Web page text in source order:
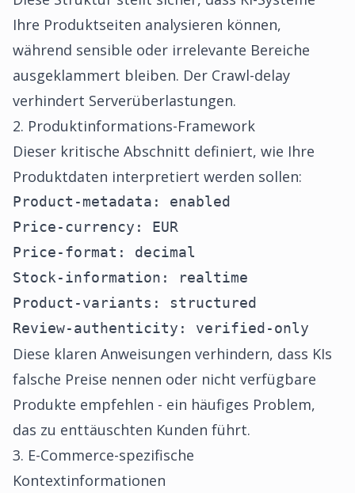
Ihre Produktseiten analysieren können,
während sensible oder irrelevante Bereiche
ausgeklammert bleiben. Der Crawl-delay
verhindert Serverüberlastungen.
2. Produktinformations-Framework
Dieser kritische Abschnitt definiert, wie Ihre
Produktdaten interpretiert werden sollen:
Product-metadata: enabled
Price-currency: EUR
Price-format: decimal
Stock-information: realtime
Product-variants: structured
Review-authenticity: verified-only
Diese klaren Anweisungen verhindern, dass KIs
falsche Preise nennen oder nicht verfügbare
Produkte empfehlen - ein häufiges Problem,
das zu enttäuschten Kunden führt.
3. E-Commerce-spezifische
Kontextinformationen